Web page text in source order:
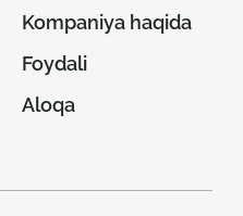
Kompaniya haqida
Foydali
Aloqa